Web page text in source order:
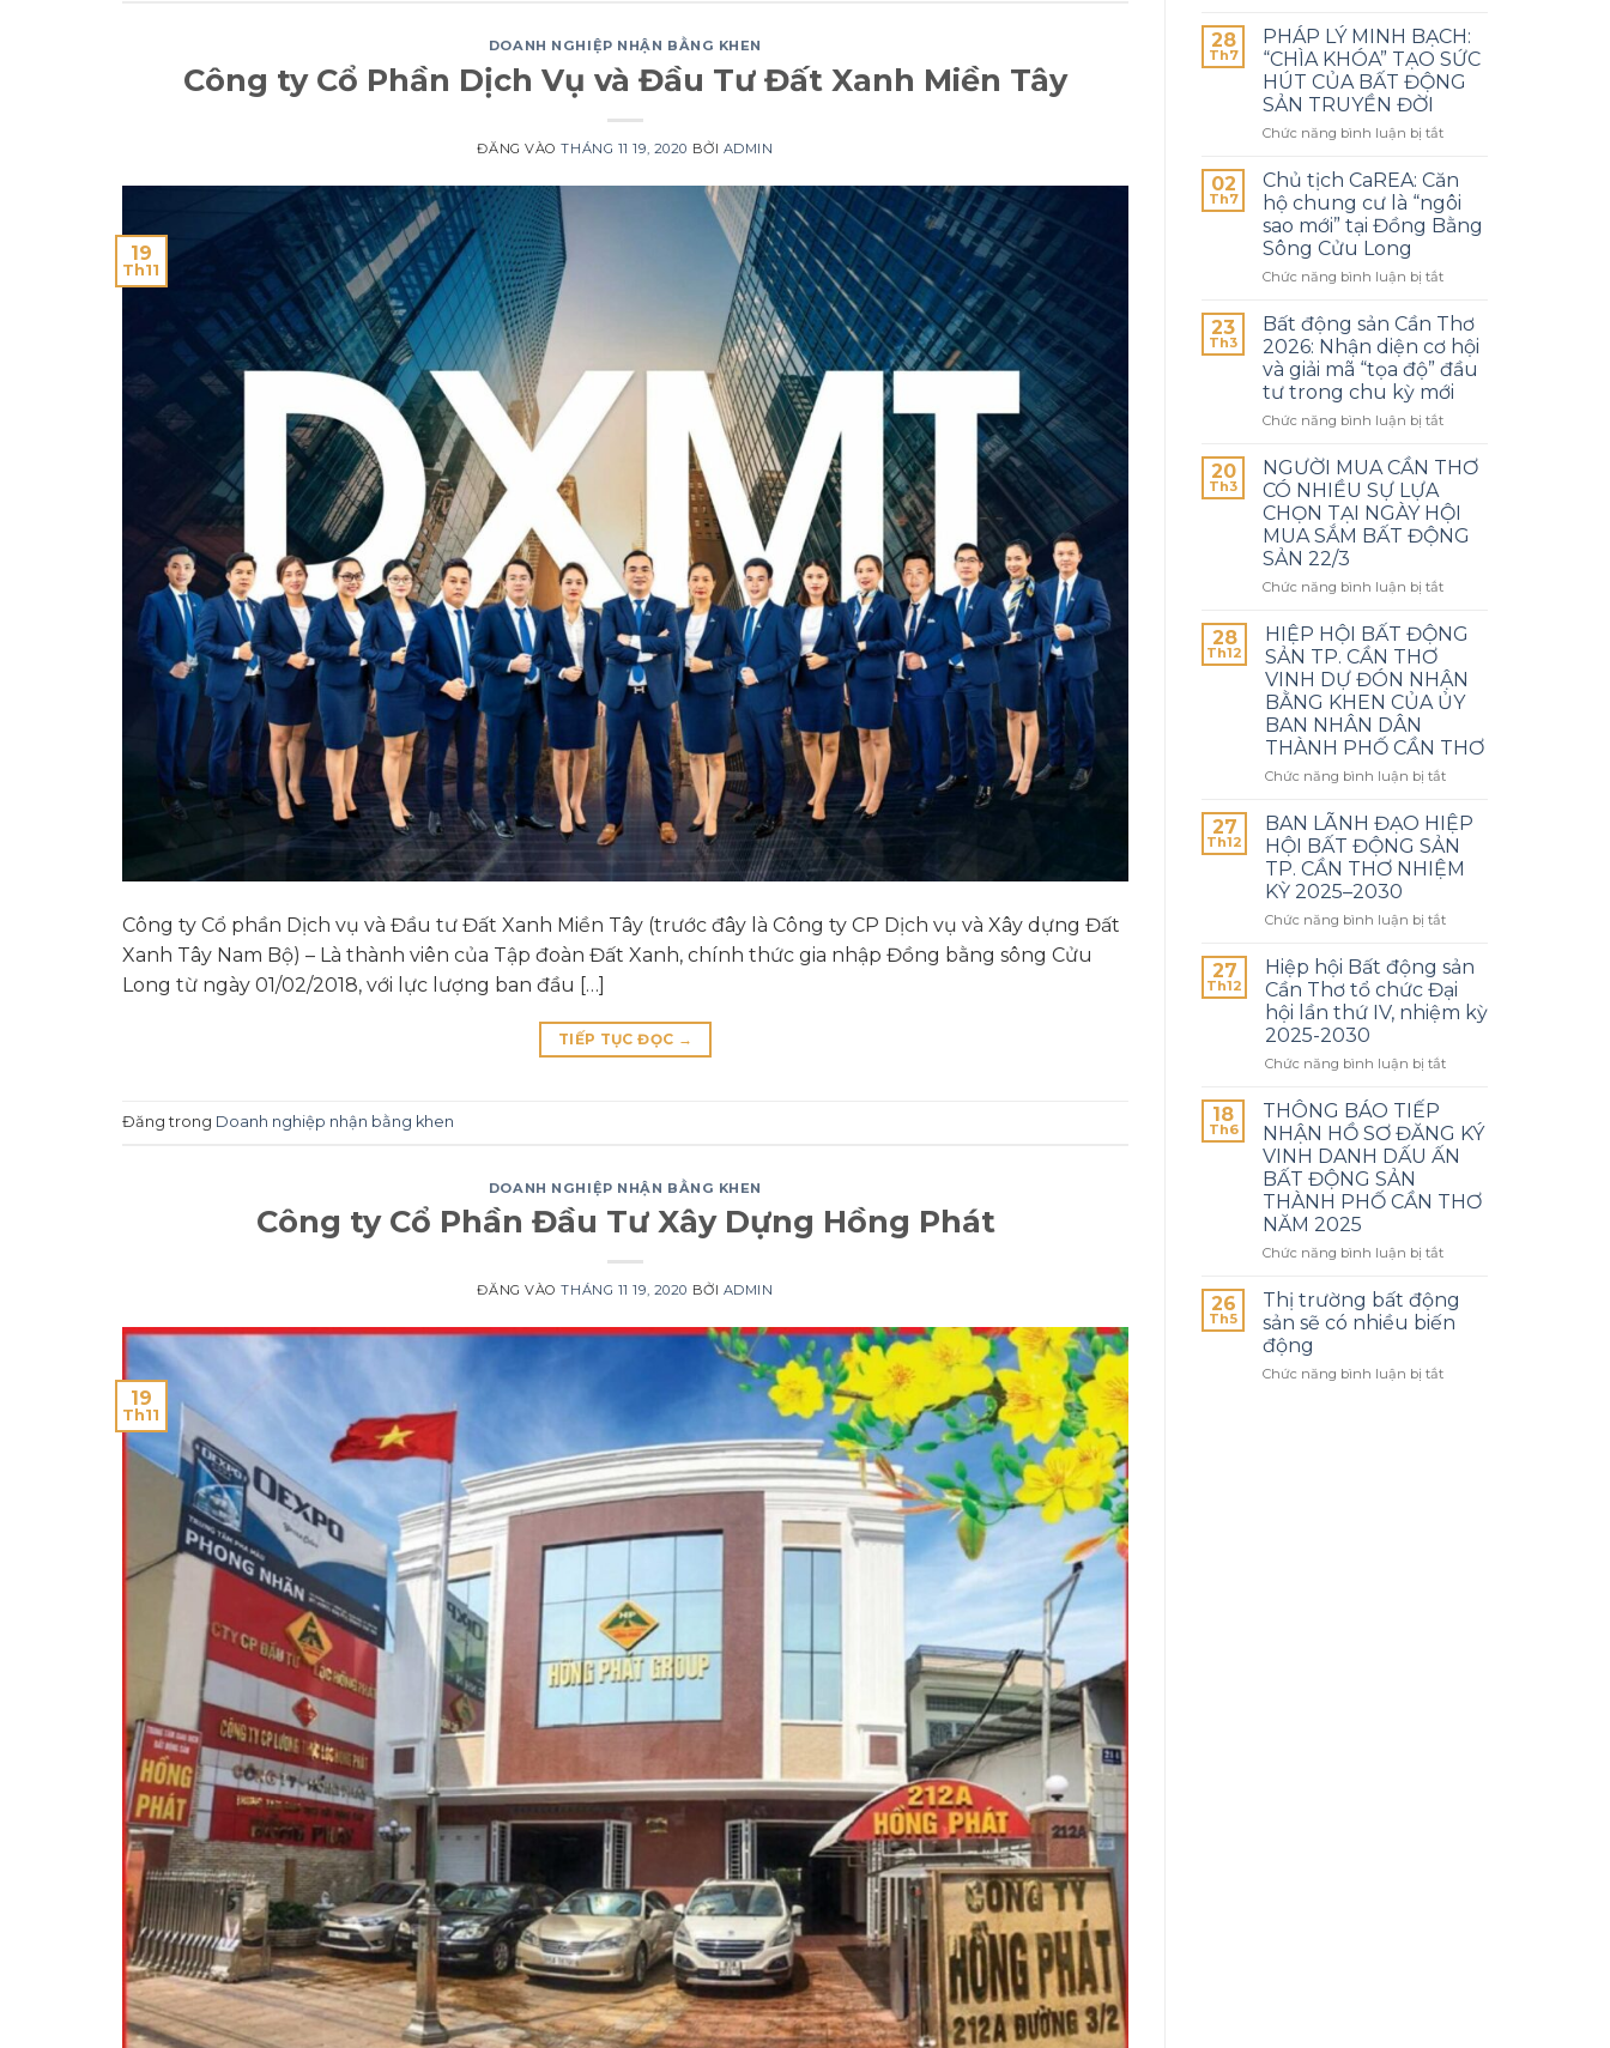
DOANH NGHIỆP NHẬN BẰNG KHEN
Công ty Cổ Phần Dịch Vụ và Đầu Tư Đất Xanh Miền Tây
ĐĂNG VÀOTHÁNG 11 19, 2020 BỞI ADMIN
19
Th11
Công ty Cổ phần Dịch vụ và Đầu tư Đất Xanh Miền Tây (trước đây là Công ty CP Dịch vụ và Xây dựng Đất
Xanh Tây Nam Bộ) – Là thành viên của Tập đoàn Đất Xanh, chính thức gia nhập Đồng bằng sông Cửu
Long từ ngày 01/02/2018, với lực lượng ban đầu […]
TIẾP TỤC ĐỌC →
Đăng trong Doanh nghiệp nhận bằng khen
DOANH NGHIỆP NHẬN BẰNG KHEN
Công ty Cổ Phần Đầu Tư Xây Dựng Hồng Phát
ĐĂNG VÀOTHÁNG 11 19, 2020 BỞI ADMIN
19
Th11
28
Th7
PHÁP LÝ MINH BẠCH:
“CHÌA KHÓA” TẠO SỨC
HÚT CỦA BẤT ĐỘNG
SẢN TRUYỀN ĐỜI
Chức năng bình luận bị tắt
02
Th7
Chủ tịch CaREA: Căn
hộ chung cư là “ngôi
sao mới” tại Đồng Bằng
Sông Cửu Long
Chức năng bình luận bị tắt
23
Th3
Bất động sản Cần Thơ
2026: Nhận diện cơ hội
và giải mã “tọa độ” đầu
tư trong chu kỳ mới
Chức năng bình luận bị tắt
20
Th3
NGƯỜI MUA CẦN THƠ
CÓ NHIỀU SỰ LỰA
CHỌN TẠI NGÀY HỘI
MUA SẮM BẤT ĐỘNG
SẢN 22/3
Chức năng bình luận bị tắt
28
Th12
HIỆP HỘI BẤT ĐỘNG
SẢN TP. CẦN THƠ
VINH DỰ ĐÓN NHẬN
BẰNG KHEN CỦA ỦY
BAN NHÂN DÂN
THÀNH PHỐ CẦN THƠ
Chức năng bình luận bị tắt
27
Th12
BAN LÃNH ĐẠO HIỆP
HỘI BẤT ĐỘNG SẢN
TP. CẦN THƠ NHIỆM
KỲ 2025–2030
Chức năng bình luận bị tắt
27
Th12
Hiệp hội Bất động sản
Cần Thơ tổ chức Đại
hội lần thứ IV, nhiệm kỳ
2025-2030
Chức năng bình luận bị tắt
18
Th6
THÔNG BÁO TIẾP
NHẬN HỒ SƠ ĐĂNG KÝ
VINH DANH DẤU ẤN
BẤT ĐỘNG SẢN
THÀNH PHỐ CẦN THƠ
NĂM 2025
Chức năng bình luận bị tắt
26
Th5
Thị trường bất động
sản sẽ có nhiều biến
động
Chức năng bình luận bị tắt